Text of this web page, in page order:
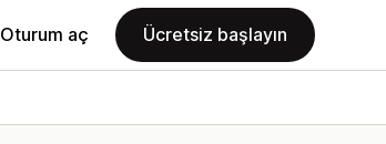
Oturum aç Ücretsiz başlayın